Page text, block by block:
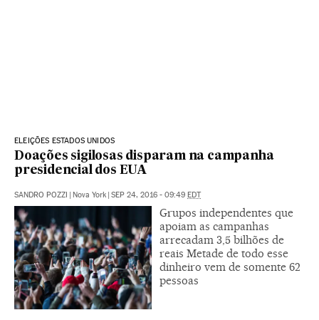
ELEIÇÕES ESTADOS UNIDOS
Doações sigilosas disparam na campanha
presidencial dos EUA
SANDRO POZZI Nova York SEP 24, 2016 - 09:49 EDT
Grupos independentes que
apoiam as campanhas
arrecadam 3,5 bilhões de
reais Metade de todo esse
dinheiro vem de somente 62
pessoas